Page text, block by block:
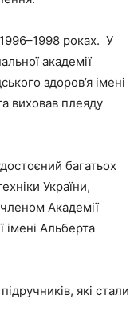
роках. У
академії
здоров’я імені
виховав плеяду
багатьох
України,
Академії
Альберта
які стали